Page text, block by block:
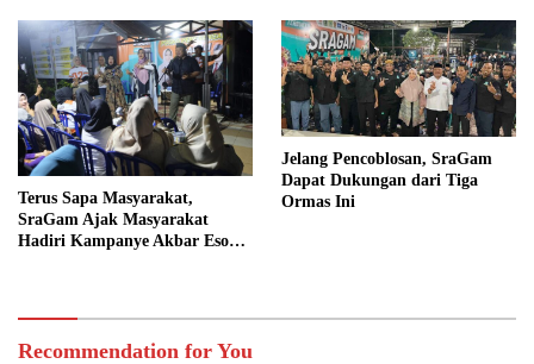
Terus Sapa Masyarakat,
SraGam Ajak Masyarakat
Hadiri Kampanye Akbar Esok
Jelang Pencoblosan, SraGam
Dapat Dukungan dari Tiga
Ormas Ini
Recommendation for You